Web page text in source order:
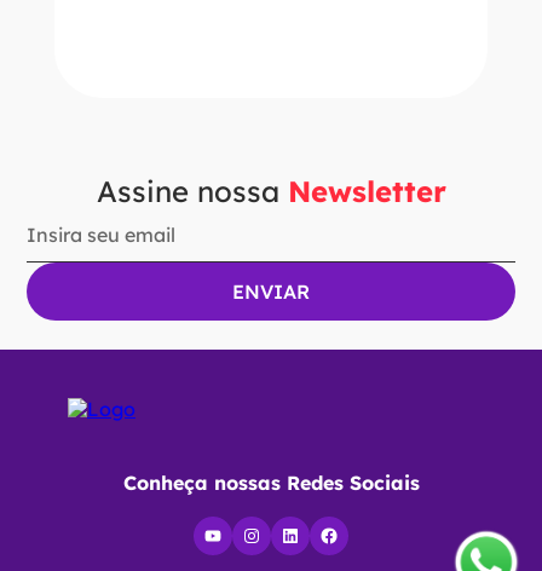
Assine nossa Newsletter
Conheça nossas Redes Sociais